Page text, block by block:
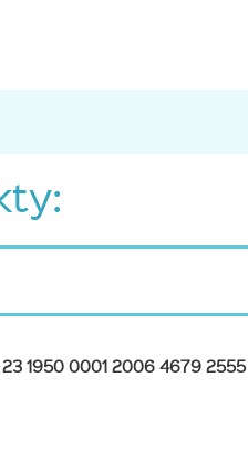
23 1950 0001 2006 4679